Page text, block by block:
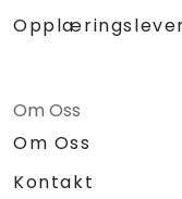
Om Oss
Om Oss
Kontakt